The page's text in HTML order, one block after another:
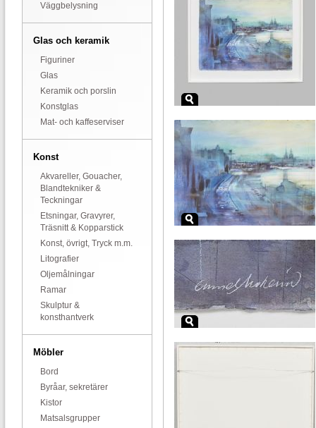
Väggbelysning
Glas och keramik
Figuriner
Glas
Keramik och porslin
Konstglas
Mat- och kaffeserviser
Konst
Akvareller, Gouacher,
Blandtekniker &
Teckningar
Etsningar, Gravyrer,
Träsnitt & Kopparstick
Konst, övrigt, Tryck m.m.
Litografier
Oljemålningar
Ramar
Skulptur &
konsthantverk
Möbler
Bord
Byråar, sekretärer
Kistor
Matsalsgrupper